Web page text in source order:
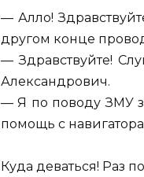
— Алло!
другом конце
— Здравствуйте!
Александрович.
— Я по поводу ЗМУ
помощь с
Куда деваться! Раз